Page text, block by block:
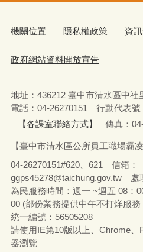
機關位置 隱私權政策 資
政府網站資料開放宣告
地址：436212 臺中市清水區中
電話：04-26270151 行動代表號
【各課室聯絡方式】
傳真：
【臺中市清水區公所員工職場霸凌
04-26270151#620、621 信箱：
ggps45278@taichung.gov.tw 處
為民服務時間：週一 ~週五 08：
00 (部份業務提供中午不打烊服務
統一編號：56505208
請使用IE第10版以上、Chrome、
器瀏覽